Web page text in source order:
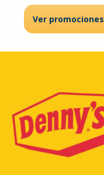
Ver promociones